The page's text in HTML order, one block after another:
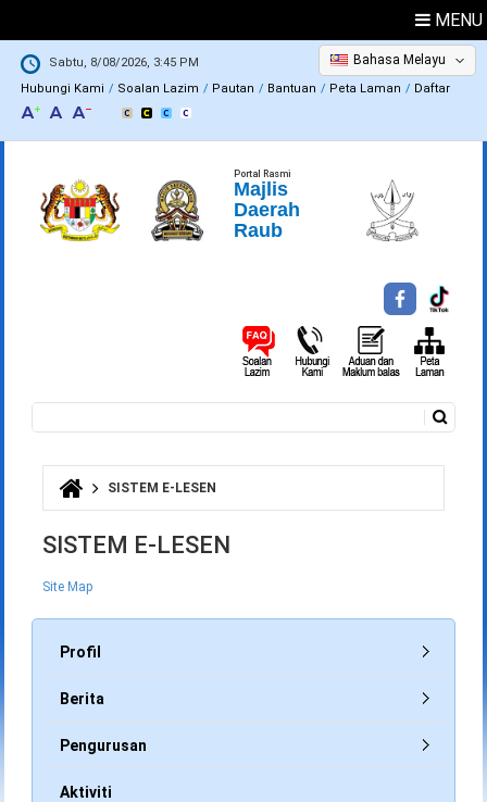
MENU
Sabtu, 8/08/2026, 3:45 PM
Hubungi Kami
Soalan Lazim Pautan Bantuan Peta Laman Daftar
Bahasa Melayu
Portal Rasmi
Majlis
Daerah
Raub
Borang carian
Anda di siniSISTEM E-LESEN
SISTEM E-LESEN
Site Map
Profil
Berita
Pengurusan
Aktiviti